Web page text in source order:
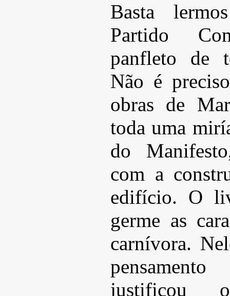
Basta
Partido
panfleto de
Não é
obras de
toda uma
do
com a
edifício. O
germe as
carnívora.
justificou